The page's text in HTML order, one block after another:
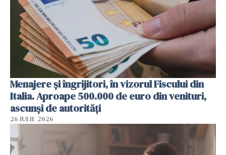
Menajere și îngrijitori, în vizorul Fiscului din
Italia. Aproape 500.000 de euro din venituri,
ascunși de autorități
26 IULIE 2026